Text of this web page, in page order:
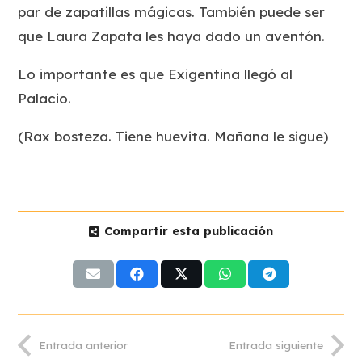
par de zapatillas mágicas. También puede ser
que Laura Zapata les haya dado un aventón.
Lo importante es que Exigentina llegó al
Palacio.
(Rax bosteza. Tiene huevita. Mañana le sigue)
Compartir esta publicación
Entrada anterior Entrada siguiente